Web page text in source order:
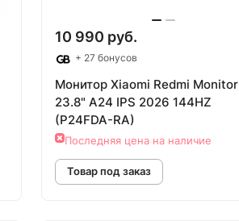
10 990 руб.
+ 27 бонусов
Монитор Xiaomi Redmi Monitor
23.8" A24 IPS 2026 144HZ
(P24FDA-RA)
Последняя цена на наличие